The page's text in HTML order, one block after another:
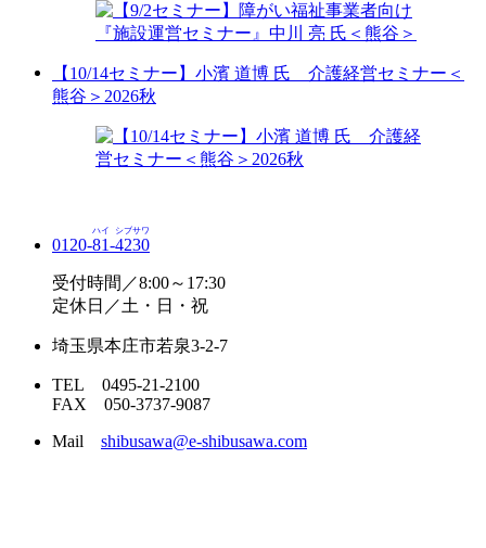
【10/14セミナー】小濱 道博 氏 介護経営セミナー＜
熊谷＞2026秋
0120-81
ハイ
-4230
シブサワ
受付時間／8:00～17:30
定休日／土・日・祝
埼玉県本庄市若泉3-2-7
TEL 0495-21-2100
FAX 050-3737-9087
Mail shibusawa@e-shibusawa.com